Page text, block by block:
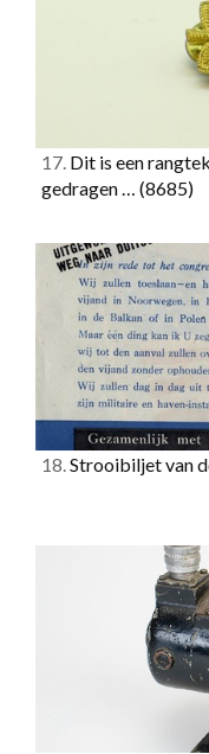
17. Dit is een
gedragen … (8685)
18.Strooibiljet van